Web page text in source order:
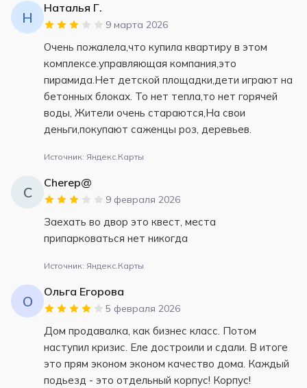
Н
Наталья Г.
9 марта 2026
Очень пожалела,что купила квартиру в этом
комплексе.управляющая компания,это
пирамида.Нет детской площадки,дети играют на
бетонных блоках. То нет тепла,то нет горячей
воды, Жители очень стараются,На свои
деньги,покупают саженцы роз, деревьев.
Источник: Яндекс.Карты
C
Cherep@
9 февраля 2026
Заехать во двор это квест, места
припарковаться нет никогда
Источник: Яндекс.Карты
О
Ольга Егорова
5 февраля 2026
Дом продавалка, как бизнес класс. Потом
наступил кризис. Еле достроили и сдали. В итоге
это прям эконом эконом качество дома. Каждый
подьезд - это отдельный корпус! Корпус!